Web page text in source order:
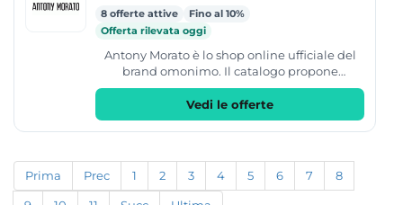
8 offerte attive
Fino al 10%
Offerta rilevata oggi
Antony Morato è lo shop online ufficiale del
brand omonimo. Il catalogo propone
abbigliamento, scarpe e accessori per uomo
dallo stile casual e...
Vedi le offerte
Prima Prec 1 2 3 4 5 6 7 8